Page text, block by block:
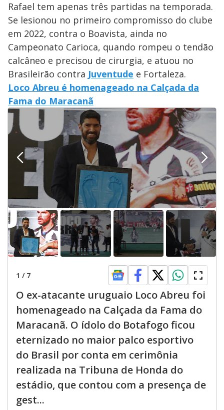
Rafael tem apenas três partidas na temporada.
Se lesionou no primeiro compromisso do clube
em 2022, contra o Boavista, ainda no
Campeonato Carioca, quando rompeu o tendão
calcâneo e precisou de cirurgia, e atuou no
Brasileirão contra Juventude e Fortaleza.
Loco Abreu é homenageado na Calçada da
Fama do Maracanã
1 / 7
O ex-atacante uruguaio Loco Abreu foi
homenageado na Calçada da Fama do
Maracanã. O ídolo do Botafogo ficou
eternizado no maior palco esportivo
do Brasil por conta em cerimônia
realizada na Tribuna de Honda do
estádio, que contou com a presença de
gest...